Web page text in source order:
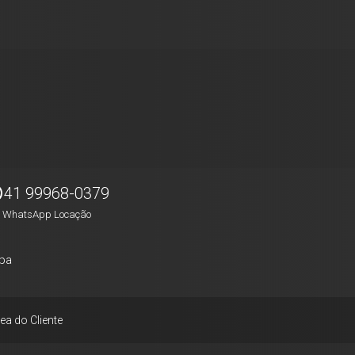
41 99968-0379
WhatsApp Locação
do Cliente